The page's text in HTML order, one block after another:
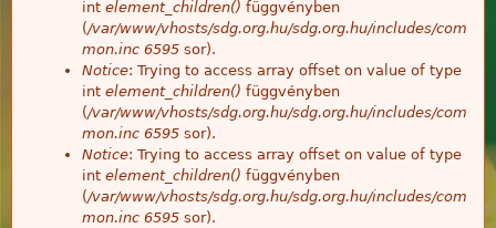
int element_children() függvényben
(/var/www/vhosts/sdg.org.hu/sdg.org.hu/includes/com
mon.inc 6595 sor).
Notice: Trying to access array offset on value of type
int element_children() függvényben
(/var/www/vhosts/sdg.org.hu/sdg.org.hu/includes/com
mon.inc 6595 sor).
Notice: Trying to access array offset on value of type
int element_children() függvényben
(/var/www/vhosts/sdg.org.hu/sdg.org.hu/includes/com
mon.inc 6595 sor).